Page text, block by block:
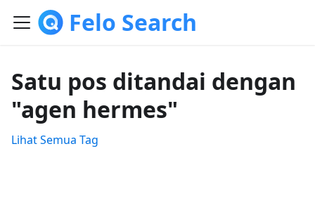
Felo Search
Satu pos ditandai dengan
"agen hermes"
Lihat Semua Tag